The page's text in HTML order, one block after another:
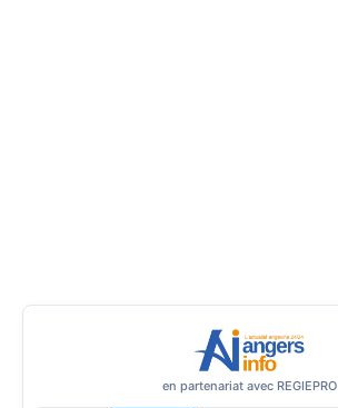
en partenariat avec REGIEPRO